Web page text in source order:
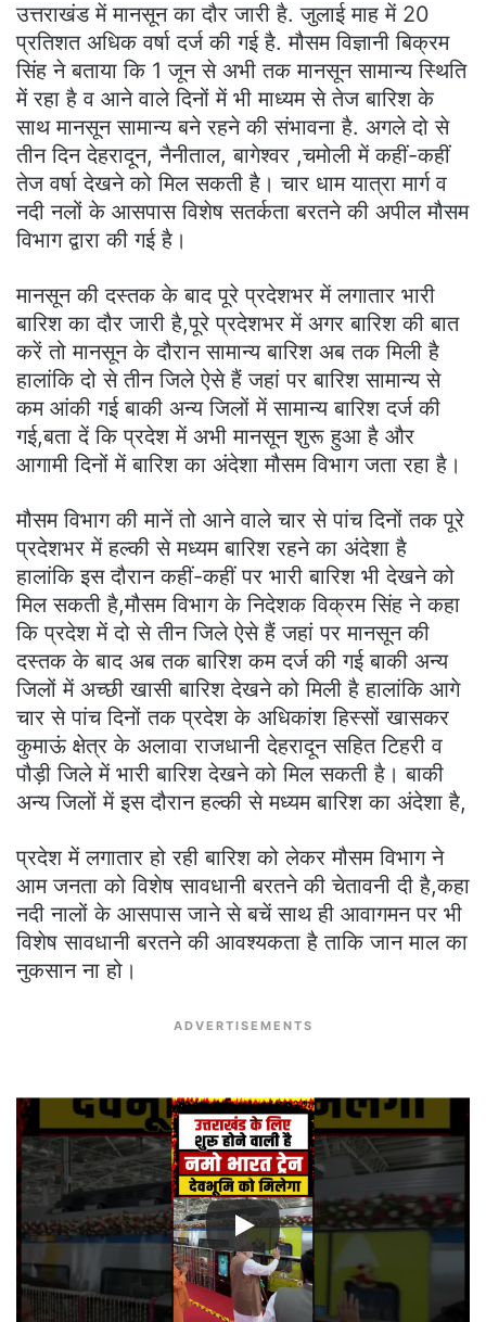
उत्तराखंड में मानसून का दौर जारी है. जुलाई माह में 20
प्रतिशत अधिक वर्षा दर्ज की गई है. मौसम विज्ञानी बिक्रम
सिंह ने बताया कि 1 जून से अभी तक मानसून सामान्य स्थिति
में रहा है व आने वाले दिनों में भी माध्यम से तेज बारिश के
साथ मानसून सामान्य बने रहने की संभावना है. अगले दो से
तीन दिन देहरादून, नैनीताल, बागेश्वर ,चमोली में कहीं-कहीं
तेज वर्षा देखने को मिल सकती है। चार धाम यात्रा मार्ग व
नदी नलों के आसपास विशेष सतर्कता बरतने की अपील मौसम
विभाग द्वारा की गई है।
मानसून की दस्तक के बाद पूरे प्रदेशभर में लगातार भारी
बारिश का दौर जारी है,पूरे प्रदेशभर में अगर बारिश की बात
करें तो मानसून के दौरान सामान्य बारिश अब तक मिली है
हालांकि दो से तीन जिले ऐसे हैं जहां पर बारिश सामान्य से
कम आंकी गई बाकी अन्य जिलों में सामान्य बारिश दर्ज की
गई,बता दें कि प्रदेश में अभी मानसून शुरू हुआ है और
आगामी दिनों में बारिश का अंदेशा मौसम विभाग जता रहा है।
मौसम विभाग की मानें तो आने वाले चार से पांच दिनों तक पूरे
प्रदेशभर में हल्की से मध्यम बारिश रहने का अंदेशा है
हालांकि इस दौरान कहीं-कहीं पर भारी बारिश भी देखने को
मिल सकती है,मौसम विभाग के निदेशक विक्रम सिंह ने कहा
कि प्रदेश में दो से तीन जिले ऐसे हैं जहां पर मानसून की
दस्तक के बाद अब तक बारिश कम दर्ज की गई बाकी अन्य
जिलों में अच्छी खासी बारिश देखने को मिली है हालांकि आगे
चार से पांच दिनों तक प्रदेश के अधिकांश हिस्सों खासकर
कुमाऊं क्षेत्र के अलावा राजधानी देहरादून सहित टिहरी व
पौड़ी जिले में भारी बारिश देखने को मिल सकती है। बाकी
अन्य जिलों में इस दौरान हल्की से मध्यम बारिश का अंदेशा है,
प्रदेश में लगातार हो रही बारिश को लेकर मौसम विभाग ने
आम जनता को विशेष सावधानी बरतने की चेतावनी दी है,कहा
नदी नालों के आसपास जाने से बचें साथ ही आवागमन पर भी
विशेष सावधानी बरतने की आवश्यकता है ताकि जान माल का
नुकसान ना हो।
ADVERTISEMENTS